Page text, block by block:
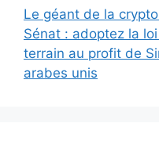
Le géant de la
Sénat : adoptez la
terrain au profit de
arabes unis